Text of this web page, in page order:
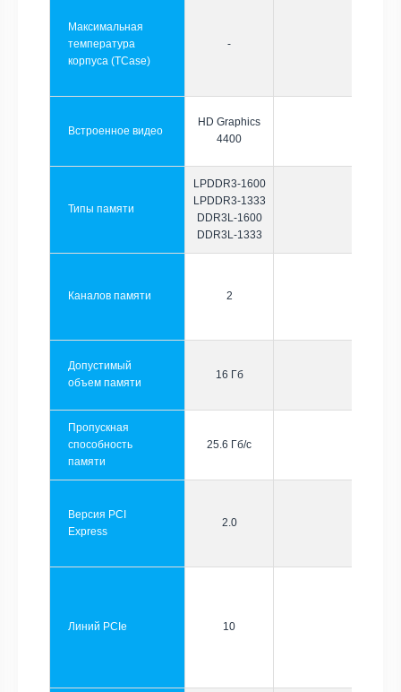
Максимальная
температура
корпуса (TCase)
-
Встроенное видео
HD Graphics
4400
Типы памяти
LPDDR3-1600
LPDDR3-1333
DDR3L-1600
DDR3L-1333
Каналов памяти 2
Допустимый
объем памяти
16 Гб
Пропускная
способность
памяти
25.6 Гб/с
Версия PCI
Express
2.0
Линий PCIe 10